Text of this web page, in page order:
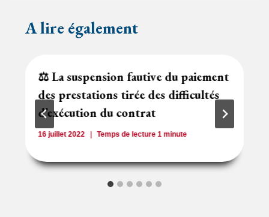
A lire également
⚖️ La suspension fautive du paiement
des prestations tirée des difficultés
d’exécution du contrat
16 juillet 2022 Temps de lecture 1minute